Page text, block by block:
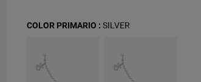
COLOR PRIMARIO : SILVER